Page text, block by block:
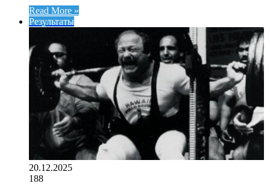
Read More »
Результаты
20.12.2025
188